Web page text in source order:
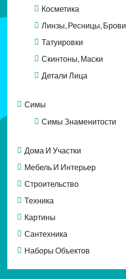
Косметика
Линзы, Ресницы, Брови
Татуировки
Скинтоны, Маски
Детали Лица
Симы
Симы Знаменитости
Дома И Участки
Мебель И Интерьер
Строительство
Техника
Картины
Сантехника
Наборы Объектов